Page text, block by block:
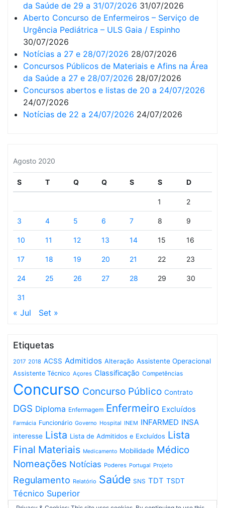
da Saúde de 29 a 31/07/2026 31/07/2026
Aberto Concurso de Enfermeiros – Serviço de
Urgência Pediátrica – ULS Gaia / Espinho
30/07/2026
Notícias a 27 e 28/07/2026 28/07/2026
Concursos Públicos de Materiais e Afins na Área
da Saúde a 27 e 28/07/2026 28/07/2026
Concursos abertos e listas de 20 a 24/07/2026
24/07/2026
Notícias de 22 a 24/07/2026 24/07/2026
Agosto 2020
S T Q Q S S D
1 2
3 4 5 6 7 8 9
10 11 12 13 14 15 16
17 18 19 20 21 22 23
24 25 26 27 28 29 30
31
« Jul Set »
Etiquetas
2017 2018 ACSS Admitidos Alteração Assistente Operacional
Assistente Técnico Açores Classificação Competências
Concurso Concurso Público Contrato
DGS Diploma Enfermagem Enfermeiro Excluídos
Farmácia Funcionário Governo Hospital INEM INFARMED INSA
interesse Lista Lista de Admitidos e Excluídos Lista
Final Materiais Medicamento Mobilidade Médico
Nomeações Notícias Poderes Portugal Projeto
Regulamento Relatório Saúde SNS TDT TSDT
Técnico Superior